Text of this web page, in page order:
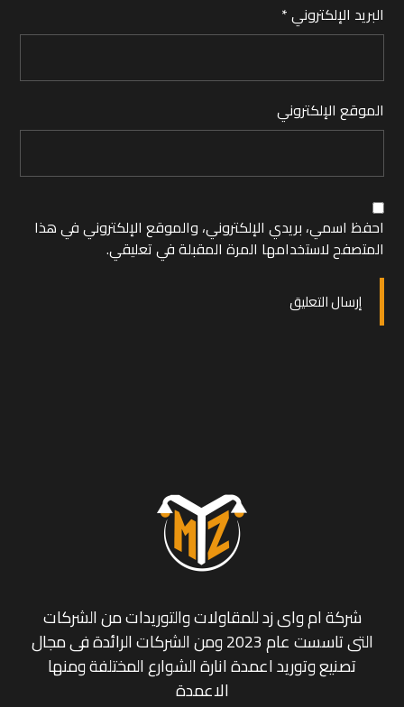
البريد الإلكتروني*
الموقع الإلكتروني
احفظ اسمي، بريدي الإلكتروني، والموقع الإلكتروني في هذا
المتصفح لاستخدامها المرة المقبلة في تعليقي.
إرسال التعليق
شركة ام واى زد للمقاولات والتوريدات من الشركات
التى تاسست عام 2023 ومن الشركات الرائدة فى مجال
تصنيع وتوريد اعمدة انارة الشوارع المختلفة ومنها
الاعمدة